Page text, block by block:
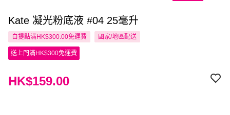
Kate 凝光粉底液 #04 25毫升
自提點滿HK$300.00免運費 國家/地區配送
送上門滿HK$300免運費
HK$159.00